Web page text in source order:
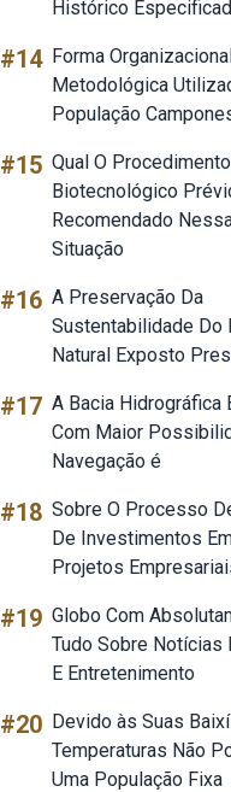
Histórico
#14 Forma
Metodológica
População
#15 Qual O Procedimento
Biotecnológico
Recomendado
Situação
#16 A Preservação Da
Sustentabilidade Do
Natural Exposto
#17 A Bacia Hidrográfica
Com Maior
Navegação é
#18 Sobre O Processo
De Investimentos
Projetos
#19 Globo Com
Tudo Sobre Notícias
E Entretenimento
#20 Devido às Suas
Temperaturas Não
Uma População Fixa